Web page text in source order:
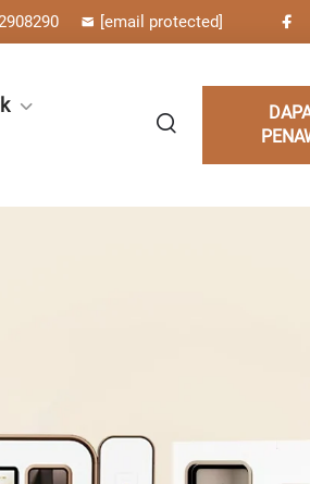
[email protected]